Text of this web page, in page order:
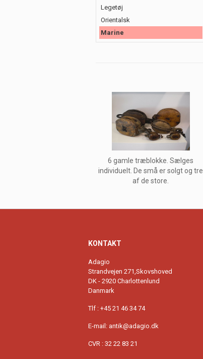
Legetøj
Orientalsk
Marine
6 gamle træblokke. Sælges
individuelt. De små er solgt og tre
af de store.
KONTAKT
Adagio
Strandvejen 271,Skovshoved
DK - 2920 Charlottenlund
Danmark
Tlf : +45 21 46 34 74
E-mail: antik@adagio.dk
CVR : 32 22 83 21